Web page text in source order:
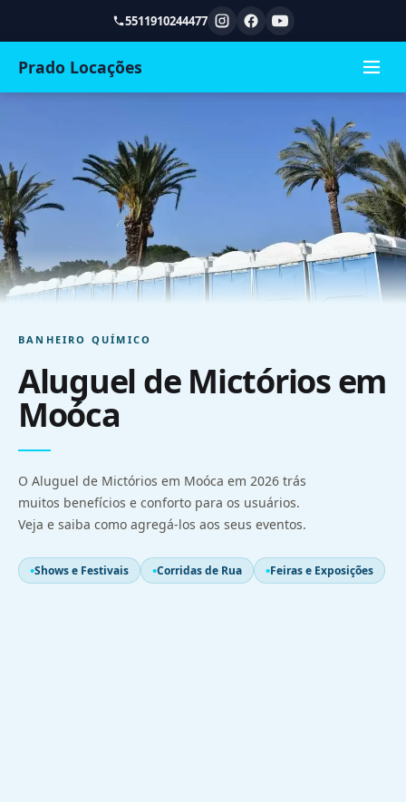
5511910244477
Prado Locações
BANHEIRO QUÍMICO
Aluguel de Mictórios em
Moóca
O Aluguel de Mictórios em Moóca em 2026 trás
muitos benefícios e conforto para os usuários.
Veja e saiba como agregá-los aos seus eventos.
Shows e Festivais Corridas de Rua Feiras e Exposições